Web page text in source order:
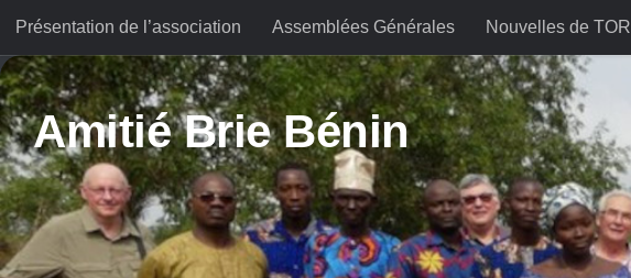
Skip to content
Présentation de l’association Assemblées Générales Nouvelles de TORI
Amitié Brie Bénin